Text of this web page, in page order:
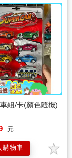
組/卡(顏色隨機)
元
購物車